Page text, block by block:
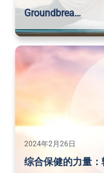
Groundbrea…
2024年2月26日
综合保健的力量